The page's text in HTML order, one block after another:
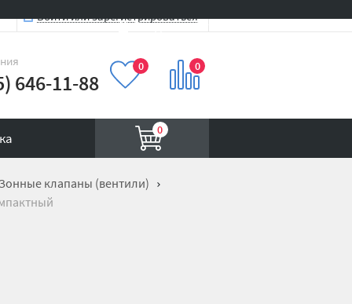
Войти или зарегистрироваться
646-11-88
0 0
0
Вход на сайт
Зонные клапаны (вентили)